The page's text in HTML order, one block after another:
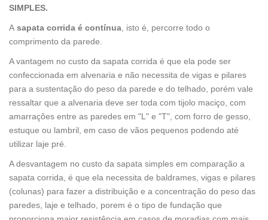
SIMPLES.
A sapata corrida é contínua , isto é, percorre todo o
comprimento da parede.
A vantagem no custo da sapata corrida é que ela pode ser
confeccionada em alvenaria e não necessita de vigas e pilares
para a sustentação do peso da parede e do telhado, porém vale
ressaltar que a alvenaria deve ser toda com tijolo maciço, com
amarrações entre as paredes em "L" e "T", com forro de gesso,
estuque ou lambril, em caso de vãos pequenos podendo até
utilizar laje pré.
A desvantagem no custo da sapata simples em comparação a
sapata corrida, é que ela necessita de baldrames, vigas e pilares
(colunas) para fazer a distribuição e a concentração do peso das
paredes, laje e telhado, porem é o tipo de fundação que